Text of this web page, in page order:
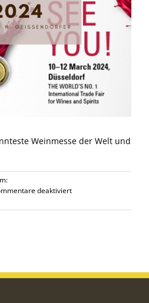
Weinmesse der Welt und
deaktiviertfür
goes